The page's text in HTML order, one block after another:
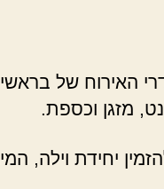
האירוח של
מזגן וכספת.
יחידת וילה,